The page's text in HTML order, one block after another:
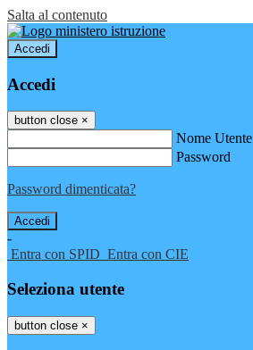
Salta al contenuto
Accedi
Accedi
button close ×
Nome Utente
Password
Password dimenticata?
-
Entra con SPID Entra con CIE
Seleziona utente
button close ×